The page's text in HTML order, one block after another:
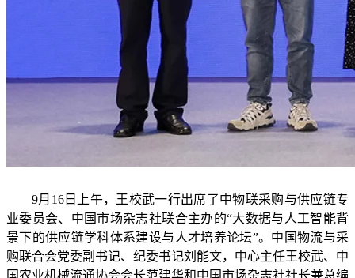
9月16日上午，王校武一行出席了中物联采购与供应链专
业委员会、中国市场杂志社联合主办的“大数据与人工智能背
景下的供应链学科体系建设与人才培养论坛”。中国物流与采
购联合会党委副书记、纪委书记刘能文，中心主任王校武、中